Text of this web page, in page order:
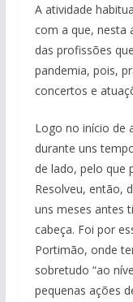
A atividade
com a que, nesta
das profissões
pandemia, pois,
concertos e
Logo no início de
durante uns
de lado, pelo que
Resolveu, então,
uns meses antes
cabeça. Foi por
Portimão, onde
sobretudo “ao
pequenas ações